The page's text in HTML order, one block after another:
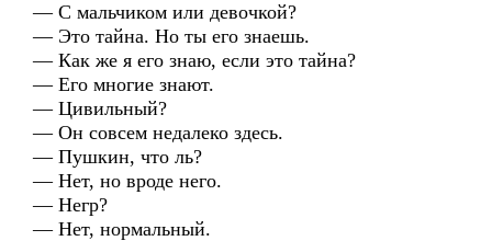
— С мальчиком или девочкой?
— Это тайна. Но ты его знаешь.
— Как же я его знаю, если это тайна?
— Его многие знают.
— Цивильный?
— Он совсем недалеко здесь.
— Пушкин, что ль?
— Нет, но вроде него.
— Негр?
— Нет, нормальный.